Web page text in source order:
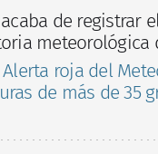
de registrar
meteorológica
Alerta roja del
de más de 35